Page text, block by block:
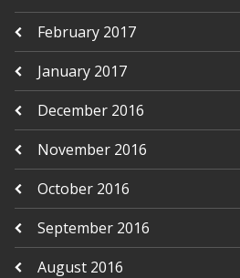
February 2017
January 2017
December 2016
November 2016
October 2016
September 2016
August 2016